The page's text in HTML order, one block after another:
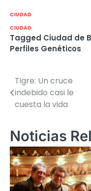
CIUDAD
CIUDAD
Tagged Ciudad de
Perfiles Genéticos
Navegación
de
Tigre: Un cruce
indebido casi le
cuesta la vida
Noticias